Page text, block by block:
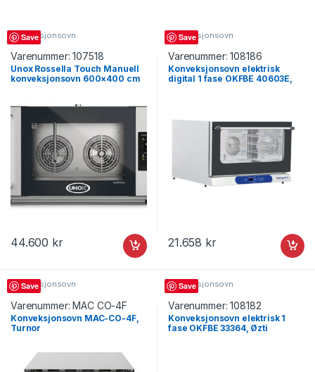
Save
Konveksjonsovn
Varenummer:107518
Unox Rossella Touch Manuell
konveksjonsovn 600×400 cm
44.600 kr
Save
Konveksjonsovn
Varenummer:108186
Konveksjonsovn elektrisk
digital 1 fase OKFBE 40603E,
21.658 kr
Save
Konveksjonsovn
Varenummer:MAC CO-4F
Konveksjonsovn MAC-CO-4F,
Turnor
Save
Konveksjonsovn
Varenummer:108182
Konveksjonsovn elektrisk 1
fase OKFBE 33364, Øzti